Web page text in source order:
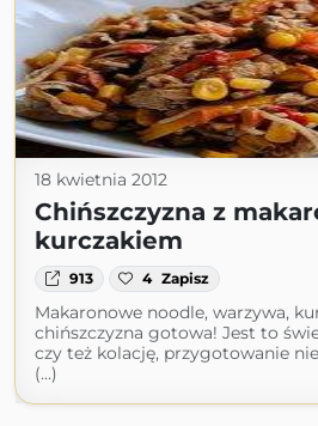
18 kwietnia 2012
Chińszczyzna z
kurczakiem
913 4 Zapisz
Makaronowe noodle, warzywa,
chińszczyzna gotowa! Jest to
czy też kolację, przygotowanie
(...)